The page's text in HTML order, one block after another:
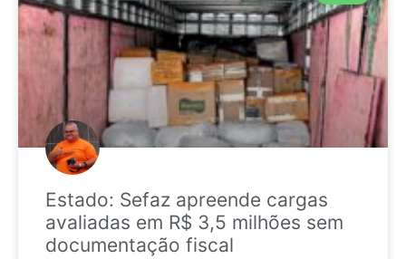
Estado: Sefaz apreende cargas
avaliadas em R$ 3,5 milhões sem
documentação fiscal